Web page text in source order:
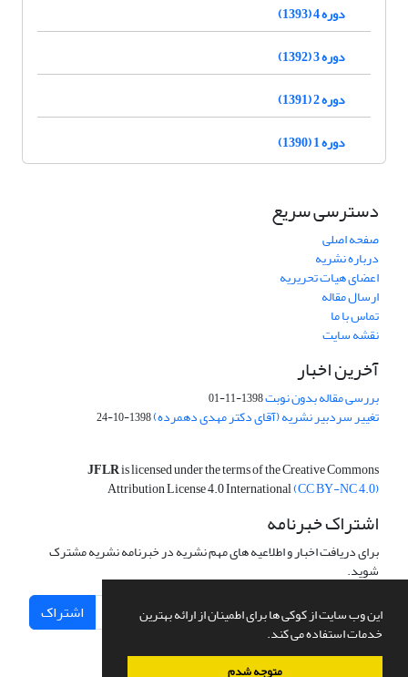
این وب سایت از کوکی ها برای اطمینان از ارائه بهترین
خدمات استفاده می کند.
متوجه شدم
دوره 4 (1393)
دوره 3 (1392)
دوره 2 (1391)
دوره 1 (1390)
دسترسی سریع
صفحه اصلی
درباره نشریه
اعضای هیات تحریریه
ارسال مقاله
تماس با ما
نقشه سایت
آخرین اخبار
بررسی مقاله بدون نوبت1398-11-01
تغییر سردبیر نشریه (آقای دکتر مهدی دهمرده)1398-10-24
JFLRis licensed under the terms of the Creative Commons
Attribution License 4.0 International(CC BY-NC 4.0)
اشتراک خبرنامه
برای دریافت اخبار و اطلاعیه های مهم نشریه در خبرنامه نشریه مشترک
شوید.
اشتراک